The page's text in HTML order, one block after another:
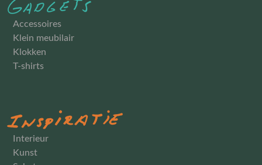
Accessoires
Klein meubilair
Klokken
T-shirts
Interieur
Kunst